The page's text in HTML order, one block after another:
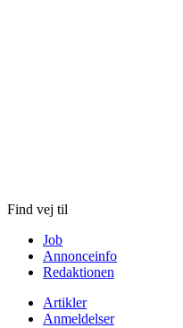
Find vej til
Job
Annonceinfo
Redaktionen
Artikler
Anmeldelser